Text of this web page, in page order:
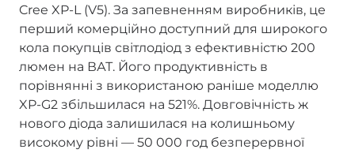
Cree XP-L (V5). За запевненням виробників, це
перший комерційно доступний для широкого
кола покупців світлодіод з ефективністю 200
люмен на ВАТ. Його продуктивність в
порівнянні з використаною раніше моделлю
XP-G2 збільшилася на 521%. Довговічність ж
нового діода залишилася на колишньому
високому рівні — 50 000 год безперервної